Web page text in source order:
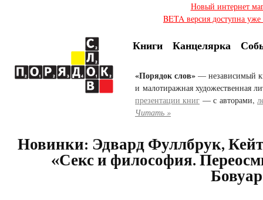
Новый интернет
BETA версия доступна
Книги Канцелярка
«Порядок слов» — независимый
и малотиражная художественная
презентации книг — с авторами,
Читать »
Новинки: Эдвард Фуллбрук,
«Секс и философия.